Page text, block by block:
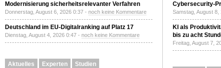
Modernisierung sicherheitsrelevanter Verfahren
Donnerstag, August 6, 2026 0:37 - noch keine Kommentare
Deutschland im EU-Digitalranking auf Platz 17
Dienstag, August 4, 2026 0:47 - noch keine Kommentare
Aktuelles Experten Studien
Cybersecurity-
Samstag, August
KI als
bis zu acht
Freitag, August 7,